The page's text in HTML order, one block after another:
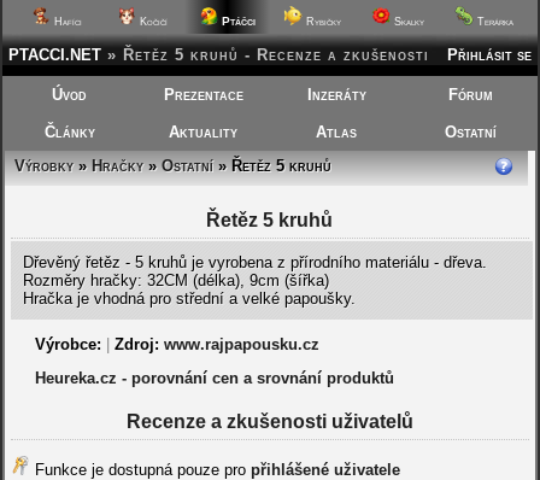
Hafíci Kočičí Ptáčci Rybičky Skalky Terárka
Přihlásit se
PTACCI.NET » Řetěz 5 kruhů - Recenze a zkušenosti
Úvod Prezentace Inzeráty Fórum
Články Aktuality Atlas
Ostatní
Výrobky»Hračky»Ostatní» Řetěz 5 kruhů
Řetěz 5 kruhů
Dřevěný řetěz - 5 kruhů je vyrobena z přírodního materiálu - dřeva.
Rozměry hračky: 32CM (délka), 9cm (šířka)
Hračka je vhodná pro střední a velké papoušky.
Výrobce: Zdroj: www.rajpapousku.cz
Heureka.cz - porovnání cen a srovnání produktů
Recenze a zkušenosti uživatelů
Funkce je dostupná pouze pro přihlášené uživatele